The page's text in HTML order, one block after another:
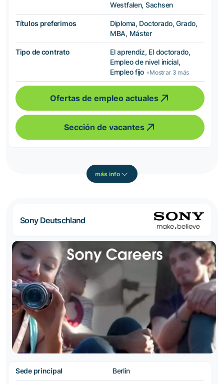
Westfalen, Sachsen
Títulos preferimos
Diploma, Doctorado, Grado,
MBA, Máster
Tipo de contrato
El aprendiz, El doctorado,
Empleo de nivel inicial,
Empleo fijo +Mostrar 3 más
Ofertas de empleo actuales
Sección de vacantes
más info
Sony Deutschland
Sede principal Berlin